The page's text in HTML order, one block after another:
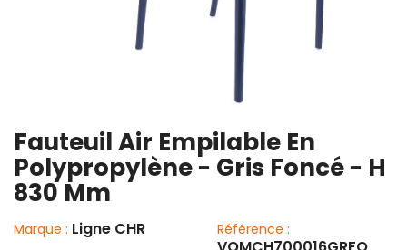
Fauteuil Air Empilable En
Polypropylène - Gris Foncé - H
830 Mm
Marque : Ligne CHR Référence :